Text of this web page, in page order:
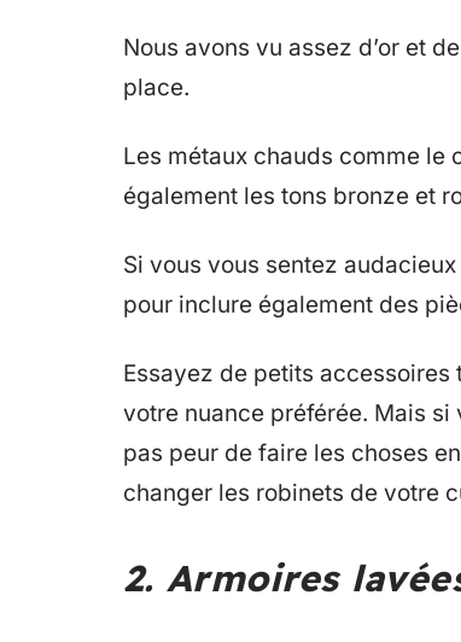
Nous avons vu assez d’or et
place.
Les métaux chauds comme le
également les tons bronze et
Si vous vous sentez
pour inclure également des
Essayez de petits accessoires
votre nuance préférée. Mais si
pas peur de faire les choses
changer les robinets de votre
2. Armoires